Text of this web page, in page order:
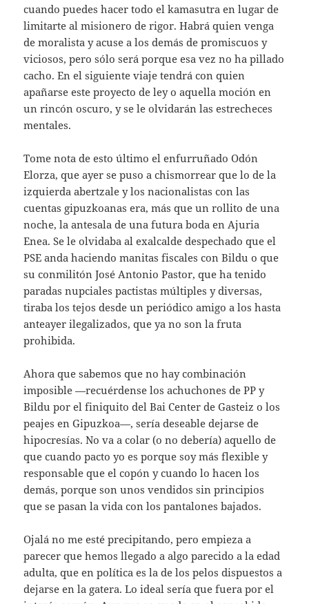
cuando puedes hacer todo el kamasutra en lugar de
limitarte al misionero de rigor. Habrá quien venga
de moralista y acuse a los demás de promiscuos y
viciosos, pero sólo será porque esa vez no ha pillado
cacho. En el siguiente viaje tendrá con quien
apañarse este proyecto de ley o aquella moción en
un rincón oscuro, y se le olvidarán las estrecheces
mentales.
Tome nota de esto último el enfurruñado Odón
Elorza, que ayer se puso a chismorrear que lo de la
izquierda abertzale y los nacionalistas con las
cuentas gipuzkoanas era, más que un rollito de una
noche, la antesala de una futura boda en Ajuria
Enea. Se le olvidaba al exalcalde despechado que el
PSE anda haciendo manitas fiscales con Bildu o que
su conmilitón José Antonio Pastor, que ha tenido
paradas nupciales pactistas múltiples y diversas,
tiraba los tejos desde un periódico amigo a los hasta
anteayer ilegalizados, que ya no son la fruta
prohibida.
Ahora que sabemos que no hay combinación
imposible —recuérdense los achuchones de PP y
Bildu por el finiquito del Bai Center de Gasteiz o los
peajes en Gipuzkoa—, sería deseable dejarse de
hipocresías. No va a colar (o no debería) aquello de
que cuando pacto yo es porque soy más flexible y
responsable que el copón y cuando lo hacen los
demás, porque son unos vendidos sin principios
que se pasan la vida con los pantalones bajados.
Ojalá no me esté precipitando, pero empieza a
parecer que hemos llegado a algo parecido a la edad
adulta, que en política es la de los pelos dispuestos a
dejarse en la gatera. Lo ideal sería que fuera por el